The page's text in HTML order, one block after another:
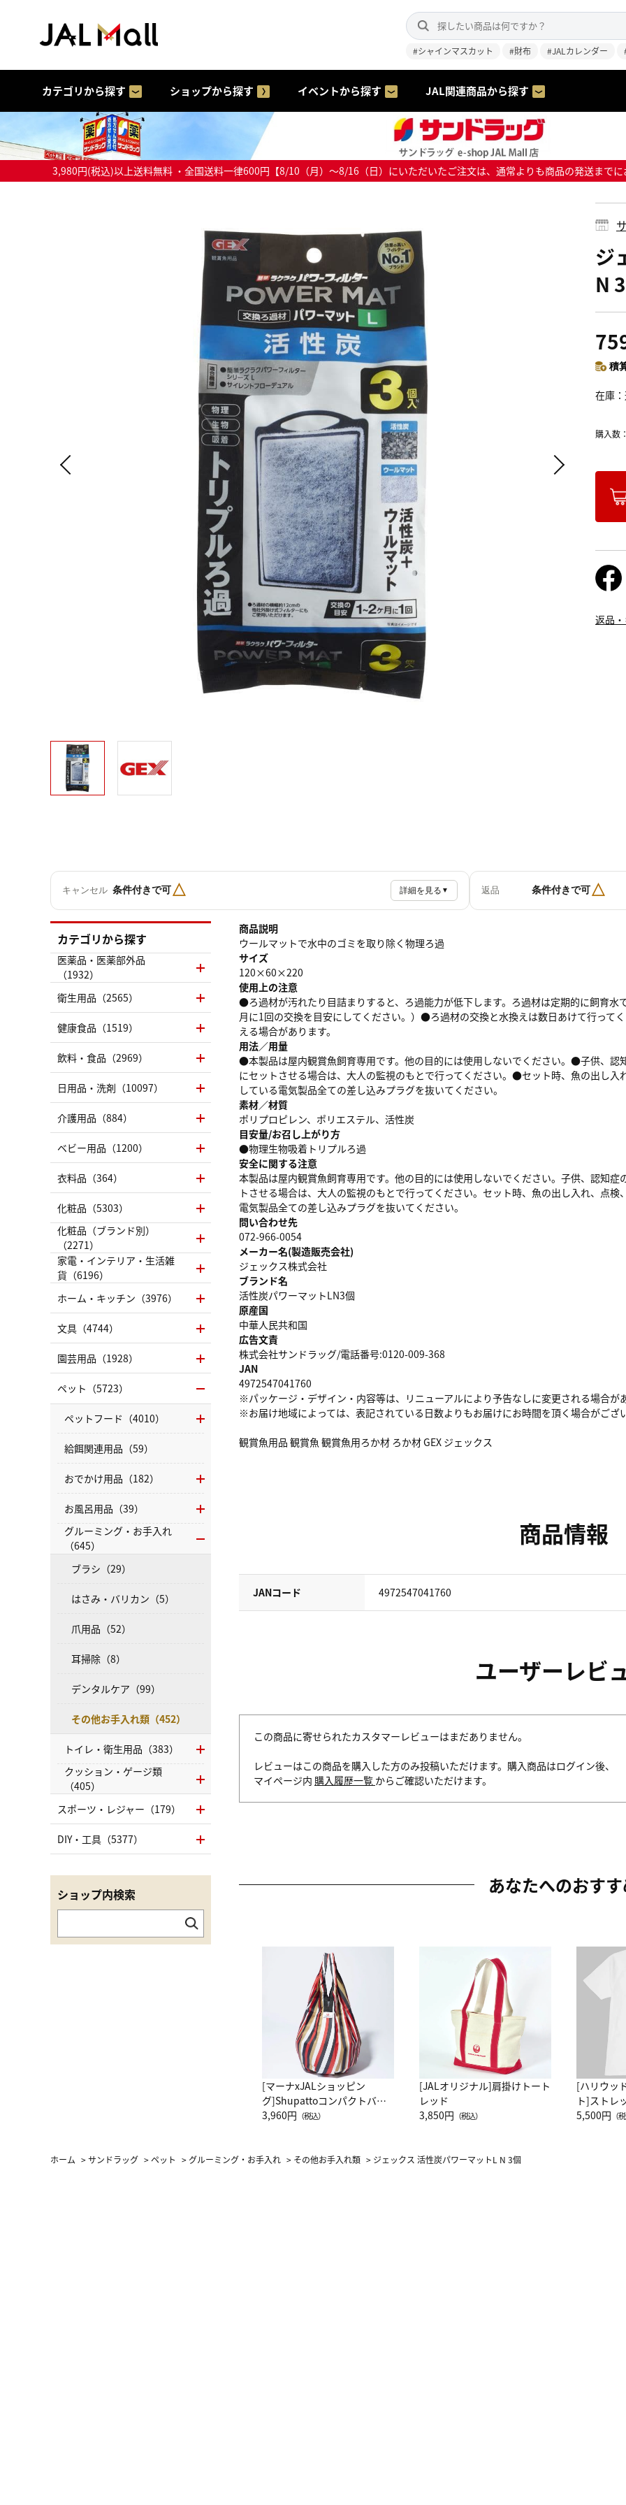
#シャインマスカット #財布 #JALカレンダー
カテゴリから探す ショップから探す イベントから探す JAL関連商品から探す
3,980円(税込)以上送料無料 ・全国送料一律600円【8/10（月）～8/16（日）にいただいたご注文は、通常よりも商品の発送まで
ジ
N
積
在庫
購入数
返品
キャンセル 条件付きで可△ 詳細を見る ▼ 返品 条件付きで可△
商品説明
ウールマットで水中のゴミを取り除く物理ろ過
サイズ
120×60×220
使用上の注意
●ろ過材が汚れたり目詰まりすると、ろ過能力が低下します。ろ過材は定期的に飼育
月に1回の交換を目安にしてください。）●ろ過材の交換と水換えは数日あけて行って
える場合があります。
用法／用量
●本製品は屋内観賞魚飼育専用です。他の目的には使用しないでください。●子供、
にセットさせる場合は、大人の監視のもとで行ってください。●セット時、魚の出し
している電気製品全ての差し込みプラグを抜いてください。
素材／材質
ポリプロピレン、ポリエステル、活性炭
目安量/お召し上がり方
●物理生物吸着トリプルろ過
安全に関する注意
本製品は屋内観賞魚飼育専用です。他の目的には使用しないでください。子供、認知
トさせる場合は、大人の監視のもとで行ってください。セット時、魚の出し入れ、点
電気製品全ての差し込みプラグを抜いてください。
問い合わせ先
072-966-0054
メーカー名(製造販売会社)
ジェックス株式会社
ブランド名
活性炭パワーマットLN3個
原産国
中華人民共和国
広告文責
株式会社サンドラッグ/電話番号:0120-009-368
JAN
4972547041760
※パッケージ・デザイン・内容等は、リニューアルにより予告なしに変更される場合が
※お届け地域によっては、表記されている日数よりもお届けにお時間を頂く場合がござ
観賞魚用品 観賞魚 観賞魚用ろか材 ろか材 GEX ジェックス
商品情報
JANコード 4972547041760
ユーザーレビ
この商品に寄せられたカスタマーレビューはまだありません。
レビューはこの商品を購入した方のみ投稿いただけます。購入商品はログイン後、
マイページ内 購入履歴一覧 からご確認いただけます。
あなたへのおす
[マーナxJALショッピン
グ]Shupattoコンパクトバッ
グ Drop JAL客室乗務員
3,960円 （税込）
[JALオリジナル]肩掛けトート
レッド
3,850円 （税込）
[ハリウッ
ト]ストレ
ーネック
5,500円 （
カテゴリから探す
医薬品・医薬部外品
（1932）
衛生用品（2565）
健康食品（1519）
飲料・食品（2969）
日用品・洗剤（10097）
介護用品（884）
ベビー用品（1200）
衣料品（364）
化粧品（5303）
化粧品（ブランド別）
（2271）
家電・インテリア・生活雑
貨（6196）
ホーム・キッチン（3976）
文具（4744）
園芸用品（1928）
ペット（5723）
ペットフード（4010）
給餌関連用品（59）
おでかけ用品（182）
お風呂用品（39）
グルーミング・お手入れ
（645）
ブラシ（29）
はさみ・バリカン（5）
爪用品（52）
耳掃除（8）
デンタルケア（99）
その他お手入れ類（452）
トイレ・衛生用品（383）
クッション・ゲージ類
（405）
スポーツ・レジャー（179）
DIY・工具（5377）
ショップ内検索
ホーム >サンドラッグ >ペット > グルーミング・お手入れ > その他お手入れ類 > ジェックス 活性炭パワーマットL N 3個